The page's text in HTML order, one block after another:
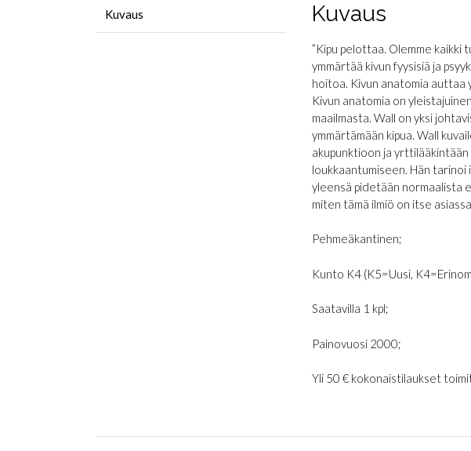
Kuvaus Kuvaus
”Kipu pelottaa. Olemme
ymmärtää kivun fyysisiä ja
hoitoa. Kivun anatomia auttaa
Kivun anatomia on
maailmasta. Wall on yksi
ymmärtämään kipua. Wall
akupunktioon ja
loukkaantumiseen. Hän tarinoi
yleensä pidetään normaalista
miten tämä ilmiö on itse
Pehmeäkantinen;
Kunto K4 (K5=Uusi,
Saatavilla 1 kpl;
Painovuosi 2000;
Yli 50 € kokonaistilaukset